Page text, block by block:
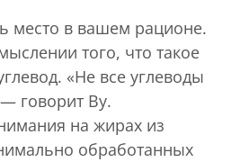
место в вашем рационе.
того, что такое
«Не все углеводы
говорит Ву.
на жирах из
обработанных